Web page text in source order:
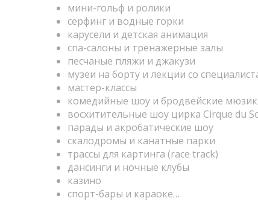
мини-гольф и ролики
серфинг и водные горки
карусели и детская анимация
спа-салоны и тренажерные залы
песчаные пляжи и джакузи
музеи на борту и лекции со
мастер-классы
комедийные шоу и бродвейские
восхитительные шоу цирка Cirque du
парады и акробатические шоу
скалодромы и канатные парки
трассы для картинга (race track)
дансинги и ночные клубы
казино
спорт-бары и караоке…